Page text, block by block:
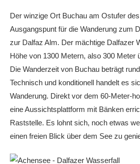
Der winzige Ort Buchau am Ostufer
Ausgangspunt für die Wanderung zum
zur Dalfaz Alm. Der mächtige Dalfazer
Höhe von 1300 Metern, also 300 Meter
Die Wanderzeit von Buchau beträgt
Technisch und konditionell handelt es
Wanderung. Direkt vor dem 60-Meter-
eine Aussichtsplattform mit Bänken
Raststelle. Es lohnt sich, noch etwas
einen freien Blick über dem See zu